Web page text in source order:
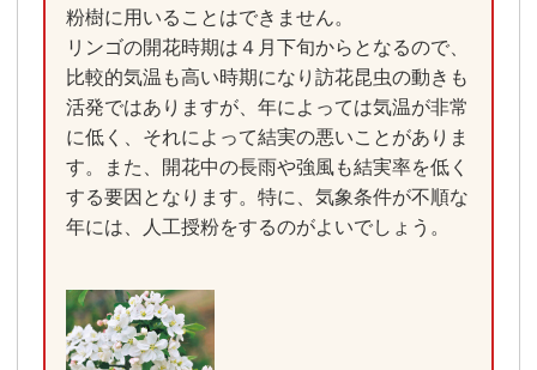
粉樹に用いることはできません。
リンゴの開花時期は４月下旬からとなるので、
比較的気温も高い時期になり訪花昆虫の動きも
活発ではありますが、年によっては気温が非常
に低く、それによって結実の悪いことがありま
す。また、開花中の長雨や強風も結実率を低く
する要因となります。特に、気象条件が不順な
年には、人工授粉をするのがよいでしょう。